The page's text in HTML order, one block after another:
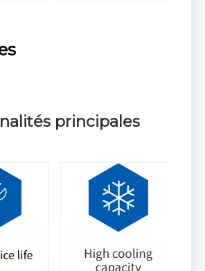
principales